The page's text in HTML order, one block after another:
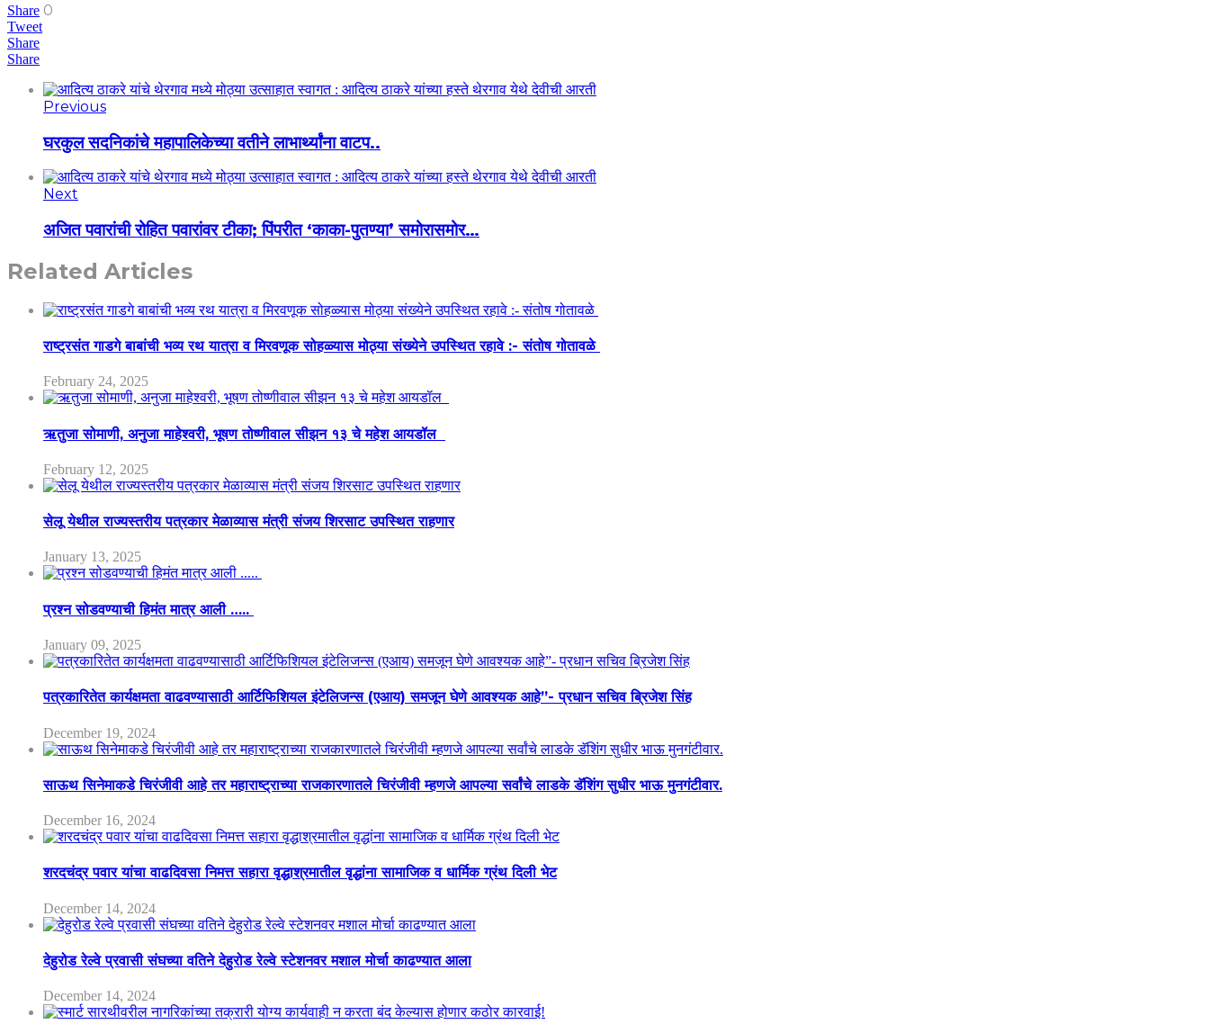
Share 0
Tweet
Share
Share
Previous
घरकुल सदनिकांचे महापालिकेच्या वतीने लाभार्थ्यांना वाटप..
Next
अजित पवारांची रोहित पवारांवर टीका; पिंपरीत ‘काका-पुतण्या’ समोरासमोर…
Related Articles
राष्ट्रसंत गाडगे बाबांची भव्य रथ यात्रा व मिरवणूक सोहळ्यास मोठ्या संख्येने उपस्थित रहावे :- संतोष गोतावळे
February 24, 2025
ऋतुजा सोमाणी, अनुजा माहेश्वरी, भूषण तोष्णीवाल सीझन १३ चे महेश आयडॉल
February 12, 2025
सेलू येथील राज्यस्तरीय पत्रकार मेळाव्यास मंत्री संजय शिरसाट उपस्थित राहणार
January 13, 2025
प्रश्न सोडवण्याची हिमंत मात्र आली …..
January 09, 2025
पत्रकारितेत कार्यक्षमता वाढवण्यासाठी आर्टिफिशियल इंटेलिजन्स (एआय) समजून घेणे आवश्यक आहे”- प्रधान सचिव ब्रिजेश सिंह
December 19, 2024
साऊथ सिनेमाकडे चिरंजीवी आहे तर महाराष्ट्राच्या राजकारणातले चिरंजीवी म्हणजे आपल्या सर्वांचे लाडके डॅशिंग सुधीर भाऊ मुनगंटीवार.
December 16, 2024
शरदचंद्र पवार यांचा वाढदिवसा निमत्त सहारा वृद्धाश्रमातील वृद्धांना सामाजिक व धार्मिक ग्रंथ दिली भेट
December 14, 2024
देहुरोड रेल्वे प्रवासी संघच्या वतिने देहुरोड रेल्वे स्टेशनवर मशाल मोर्चा काढण्यात आला
December 14, 2024